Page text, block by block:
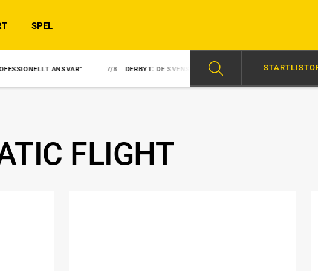
SPEL
ANSVAR” 7/8 DERBYT: DE SVENSKA HOPPEN 7/8 NY KUSK PÅ NEZUKO
FLIGHT